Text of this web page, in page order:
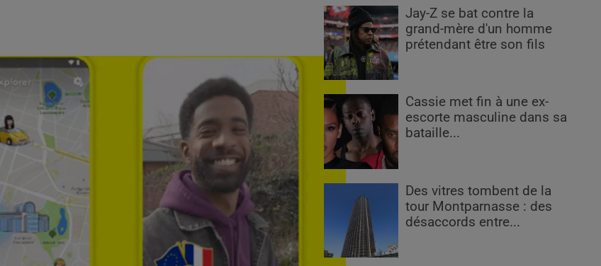
Jay-Z se bat contre la
grand-mère d'un homme
prétendant être son fils
Cassie met fin à une ex-
escorte masculine dans sa
bataille...
Des vitres tombent de la
tour Montparnasse : des
désaccords entre...